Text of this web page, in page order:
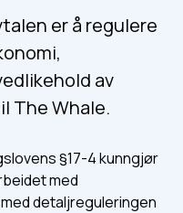
er å regulere
av
The Whale.
§17-4 kunngjør
med
detaljreguleringen